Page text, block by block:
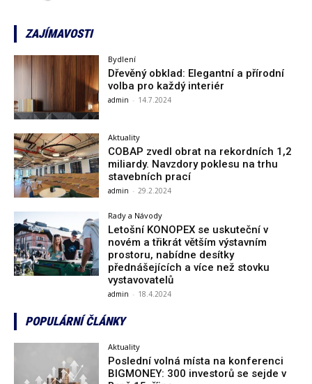
ZAJÍMAVOSTI
Bydlení
Dřevěný obklad: Elegantní a přírodní
volba pro každý interiér
admin - 14.7.2024
Aktuality
COBAP zvedl obrat na rekordních 1,2
miliardy. Navzdory poklesu na trhu
stavebních prací
admin - 29.2.2024
Rady a Návody
Letošní KONOPEX se uskuteční v
novém a třikrát větším výstavním
prostoru, nabídne desítky
přednášejících a více než stovku
vystavovatelů
admin - 18.4.2024
POPULÁRNÍ ČLÁNKY
Aktuality
Poslední volná místa na konferenci
BIGMONEY: 300 investorů se sejde v